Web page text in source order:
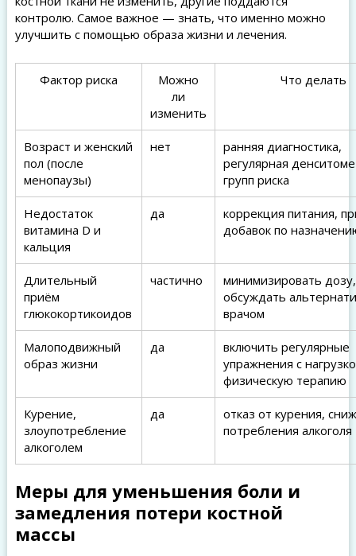
контролю. Самое важное — знать, что именно можно
улучшить с помощью образа жизни и лечения.
Фактор риска
Можно
ли
изменить
Что делать
Возраст и женский
пол (после
менопаузы)
нет
ранняя диагностика,
регулярная
групп риска
Недостаток
витамина D и
кальция
да
коррекция питания,
добавок по
Длительный
приём
глюкокортикоидов
частично
минимизировать дозу,
обсуждать
врачом
Малоподвижный
образ жизни
да
включить регулярные
упражнения с
физическую терапию
Курение,
злоупотребление
алкоголем
да
отказ от курения,
потребления алкоголя
Меры для уменьшения боли и
замедления потери костной
массы